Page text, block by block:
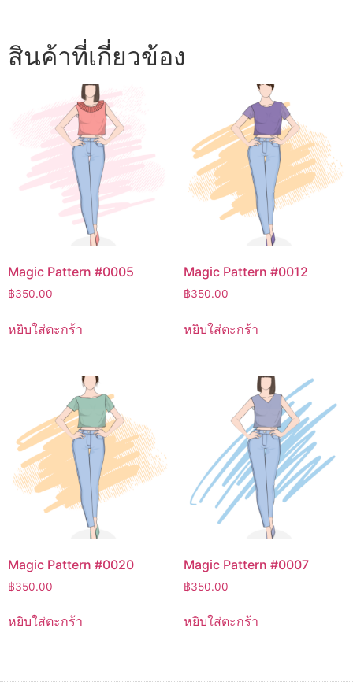
สินค้าที่เกี่ยวข้อง
Magic Pattern #0005
฿350.00
หยิบใส่ตะกร้า
Magic Pattern #0012
฿350.00
หยิบใส่ตะกร้า
Magic Pattern #0020
฿350.00
หยิบใส่ตะกร้า
Magic Pattern #0007
฿350.00
หยิบใส่ตะกร้า